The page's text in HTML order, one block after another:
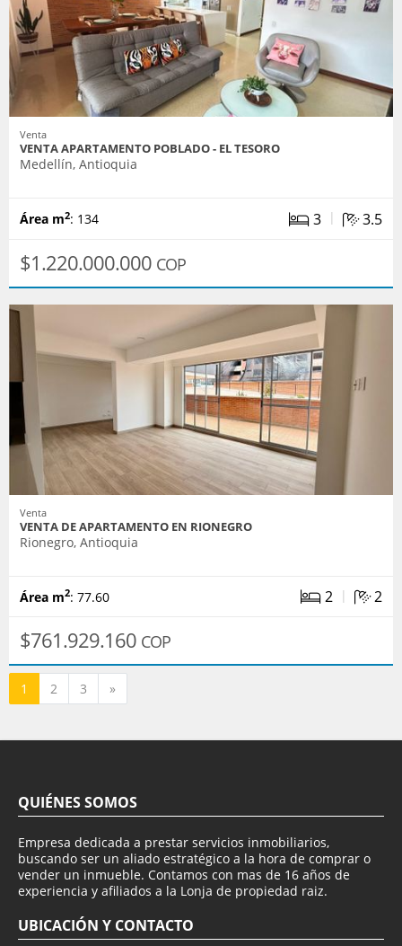
Venta
VENTA APARTAMENTO POBLADO - EL TESORO
Medellín, Antioquia
Área m2: 134 3 | 3.5
$1.220.000.000 COP
Venta
VENTA DE APARTAMENTO EN RIONEGRO
Rionegro, Antioquia
Área m2: 77.60 2 | 2
$761.929.160 COP
1 2 3 »
QUIÉNES SOMOS
Empresa dedicada a prestar servicios inmobiliarios,
buscando ser un aliado estratégico a la hora de comprar o
vender un inmueble. Contamos con mas de 16 años de
experiencia y afiliados a la Lonja de propiedad raiz.
UBICACIÓN Y CONTACTO